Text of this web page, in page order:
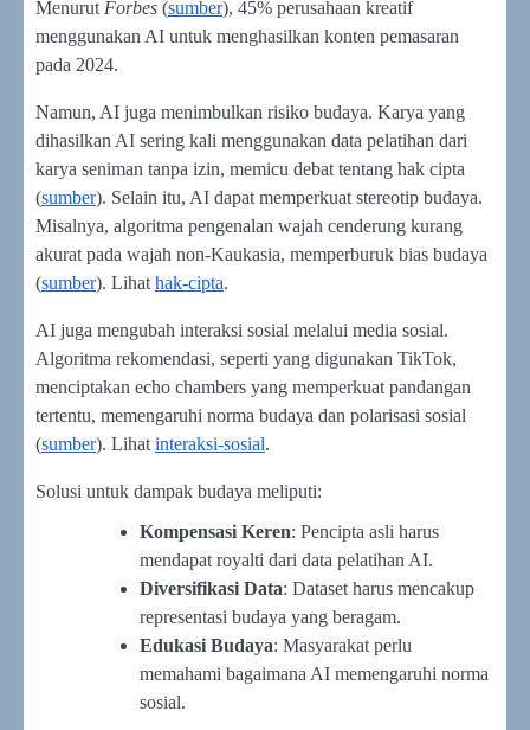
Menurut Forbes (sumber), 45% perusahaan kreatif
menggunakan AI untuk menghasilkan konten pemasaran
pada 2024.
Namun, AI juga menimbulkan risiko budaya. Karya yang
dihasilkan AI sering kali menggunakan data pelatihan dari
karya seniman tanpa izin, memicu debat tentang hak cipta
(sumber). Selain itu, AI dapat memperkuat stereotip budaya.
Misalnya, algoritma pengenalan wajah cenderung kurang
akurat pada wajah non-Kaukasia, memperburuk bias budaya
(sumber). Lihat hak-cipta.
AI juga mengubah interaksi sosial melalui media sosial.
Algoritma rekomendasi, seperti yang digunakan TikTok,
menciptakan echo chambers yang memperkuat pandangan
tertentu, memengaruhi norma budaya dan polarisasi sosial
(sumber). Lihat interaksi-sosial.
Solusi untuk dampak budaya meliputi:
Kompensasi Keren: Pencipta asli harus
mendapat royalti dari data pelatihan AI.
Diversifikasi Data: Dataset harus mencakup
representasi budaya yang beragam.
Edukasi Budaya: Masyarakat perlu
memahami bagaimana AI memengaruhi norma
sosial.